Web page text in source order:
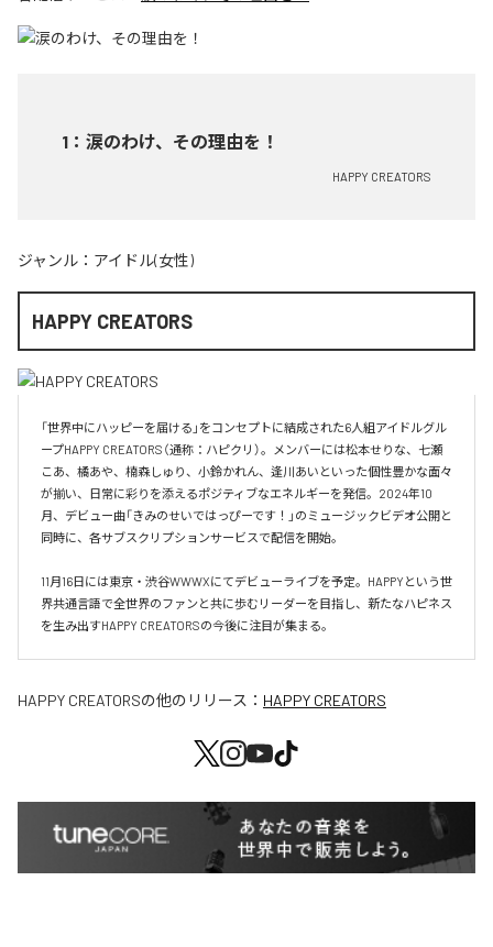
1 ： 涙のわけ、その理由を！
HAPPY CREATORS
ジャンル： アイドル(女性)
HAPPY CREATORS
「世界中にハッピーを届ける」をコンセプトに結成された6人組アイドルグル
ープHAPPY CREATORS（通称：ハピクリ）。メンバーには松本せりな、七瀬
こあ、橘あや、楠森しゅり、小鈴かれん、逢川あいといった個性豊かな面々
が揃い、日常に彩りを添えるポジティブなエネルギーを発信。2024年10
月、デビュー曲「きみのせいではっぴーです！」のミュージックビデオ公開と
同時に、各サブスクリプションサービスで配信を開始。
11月16日には東京・渋谷WWWXにてデビューライブを予定。HAPPYという世
界共通言語で全世界のファンと共に歩むリーダーを目指し、新たなハピネス
を生み出すHAPPY CREATORSの今後に注目が集まる。
HAPPY CREATORSの他のリリース： HAPPY CREATORS